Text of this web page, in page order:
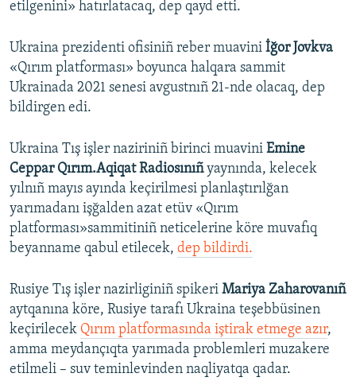
etilgenini» hatırlatacaq, dep qayd etti.
Ukraina prezidenti ofisiniñ reber muavini İğor Jovkva
«Qırım platforması» boyunca halqara sammit
Ukrainada 2021 senesi avgustnıñ 21-nde olacaq, dep
bildirgen edi.
Ukraina Tış işler naziriniñ birinci muavini Emine
Ceppar Qırım.Aqiqat Radiosınıñyaynında, kelecek
yılnıñ mayıs ayında keçirilmesi planlaştırılğan
yarımadanı işğalden azat etüv «Qırım
platforması»sammitiniñ neticelerine köre muvafıq
beyanname qabul etilecek, dep bildirdi.
Rusiye Tış işler nazirliginiñ spikeri Mariya Zaharovanıñ
aytqanına köre, Rusiye tarafı Ukraina teşebbüsinen
keçirilecek Qırım platformasında iştirak etmege azır,
amma meydançıqta yarımada problemleri muzakere
etilmeli – suv teminlevinden naqliyatqa qadar.